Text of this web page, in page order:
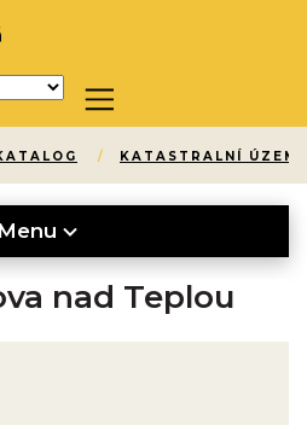
/ KATASTRALNÍ ÚZEMÍ
Menu
nad Teplou